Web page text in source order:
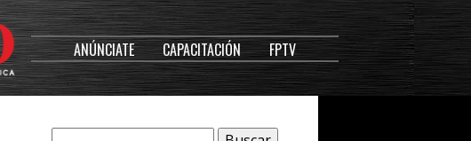
ANÚNCIATE CAPACITACIÓN FPTV